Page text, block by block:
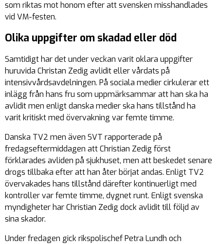
som riktas mot honom efter att svensken misshandlades
vid VM-festen.
Olika uppgifter om skadad eller död
Samtidigt har det under veckan varit oklara uppgifter
huruvida Christan Zedig avlidit eller vårdats på
intensivvårdsavdelningen. På sociala medier cirkulerar ett
inlägg från hans fru som uppmärksammar att han ska ha
avlidit men enligt danska medier ska hans tillstånd ha
varit kritiskt med övervakning var femte timme.
Danska TV2 men även SVT rapporterade på
fredagseftermiddagen att Christian Zedig först
förklarades avliden på sjukhuset, men att beskedet senare
drogs tillbaka efter att han åter börjat andas. Enligt TV2
övervakades hans tillstånd därefter kontinuerligt med
kontroller var femte timme, dygnet runt. Enligt svenska
myndigheter har Christian Zedig dock avlidit till följd av
sina skador.
Under fredagen gick rikspolischef Petra Lundh och